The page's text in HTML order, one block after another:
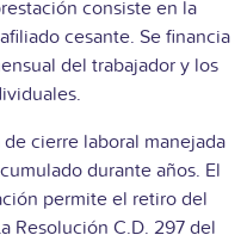
consiste en la
cesante. Se financia
del trabajador y los
cierre laboral manejada
durante años. El
permite el retiro del
Resolución C.D. 297 del